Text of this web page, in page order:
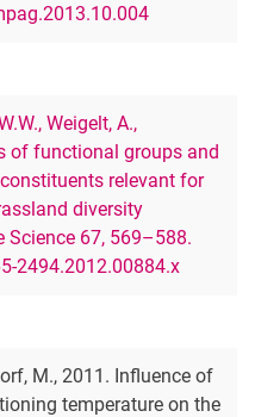
Weigelt, A.,
of functional groups and
relevant for
diversity
Science 67, 569–588.
2494.2012.00884.x
M., 2011. Influence of
temperature on the